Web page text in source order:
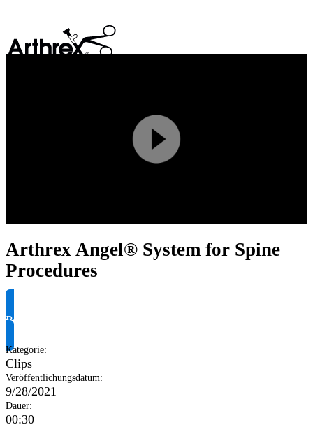
Play
Video
Arthrex Angel® System for Spine
Procedures
Produktinformationen anfragen
Kategorie:
Clips
Veröffentlichungsdatum:
9/28/2021
Dauer:
00:30